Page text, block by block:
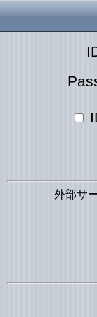
外部サ